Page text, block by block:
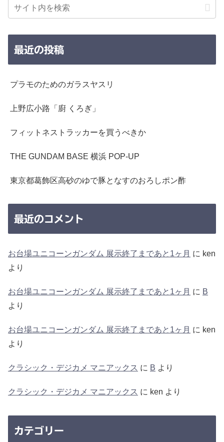
最近の投稿
プラモのためのガラスヤスリ
上野広小路「廚 くろぎ」
フィットネストラッカーを買うべきか
THE GUNDAM BASE 横浜 POP-UP
東京都葛飾区高砂のゆで豚となすのおろしポン酢
最近のコメント
お台場ユニコーンガンダム 展示終了まであと1ヶ月 に ken
より
お台場ユニコーンガンダム 展示終了まであと1ヶ月 に B
より
お台場ユニコーンガンダム 展示終了まであと1ヶ月 に ken
より
クラシック・デジカメ マニアックス に B より
クラシック・デジカメ マニアックス に ken より
カテゴリー